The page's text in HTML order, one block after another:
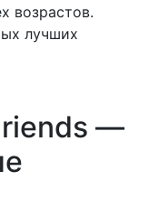
возрастов.
лучших
—